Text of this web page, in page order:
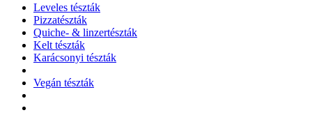
Leveles tészták
Pizzatészták
Quiche- & linzertészták
Kelt tészták
Karácsonyi tészták
Vegán tészták